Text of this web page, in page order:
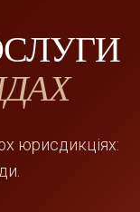
юрисдикціях: